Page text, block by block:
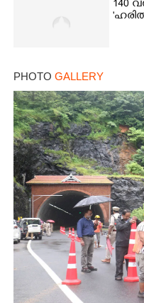
140
PHOTO GALLERY